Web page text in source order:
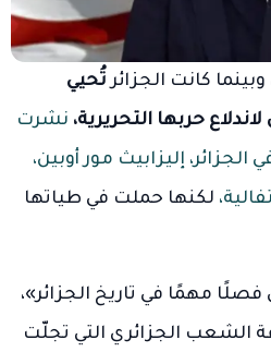
تُحيي
حربها التحريرية، نشرت
إليزابيث مور أوبين،
لكنها حملت في طياتها
مهمًا في تاريخ الجزائر»،
الشعب الجزائري التي تجلّت